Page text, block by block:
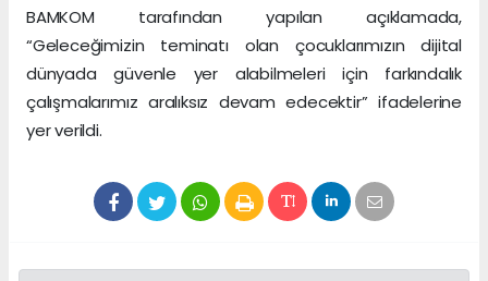
BAMKOM tarafından yapılan açıklamada,
“Geleceğimizin teminatı olan çocuklarımızın dijital
dünyada güvenle yer alabilmeleri için farkındalık
çalışmalarımız aralıksız devam edecektir” ifadelerine
yer verildi.